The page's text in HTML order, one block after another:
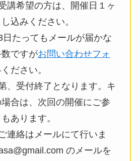
講希望の方は、開催日１ヶ
込みください。
たってもメールが届かな
ですがお問い合わせフォ
ださい。
、受付終了となります。キ
合は、次回の開催にご参
あります。
連絡はメールにて行いま
のメールを